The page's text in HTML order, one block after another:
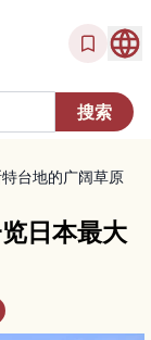
台地的广阔草原
日本最大